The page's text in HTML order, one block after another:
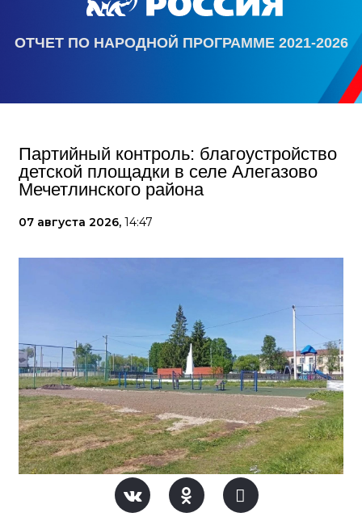
ОТЧЕТ ПО НАРОДНОЙ ПРОГРАММЕ 2021-2026
Партийный контроль: благоустройство
детской площадки в селе Алегазово
Мечетлинского района
07 августа 2026, 14:47